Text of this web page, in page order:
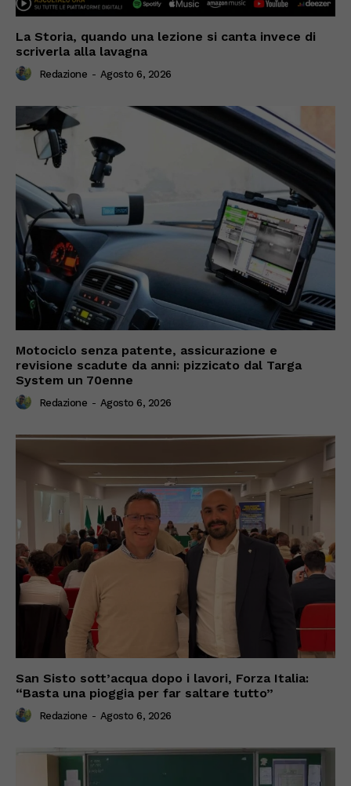
La Storia, quando una lezione si canta invece di
scriverla alla lavagna
Redazione - Agosto 6, 2026
Motociclo senza patente, assicurazione e
revisione scadute da anni: pizzicato dal Targa
System un 70enne
Redazione - Agosto 6, 2026
San Sisto sott’acqua dopo i lavori, Forza Italia:
“Basta una pioggia per far saltare tutto”
Redazione - Agosto 6, 2026